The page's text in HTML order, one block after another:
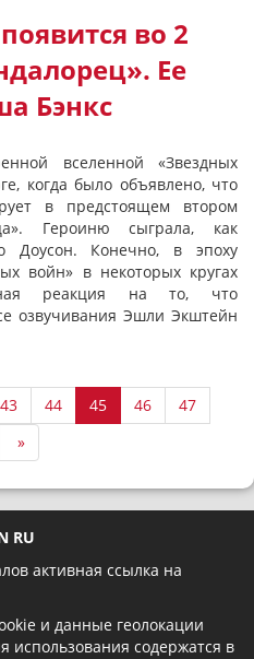
во 2
Ее
Бэнкс
вселенной «Звездных
когда было объявлено, что
в предстоящем втором
Героиню сыграла, как
Доусон. Конечно, в эпоху
войн» в некоторых кругах
реакция на то, что
озвучивания Эшли Экштейн
43 44 45 46
47
»
RU
активная ссылка на
и данные геолокации
использования содержатся в